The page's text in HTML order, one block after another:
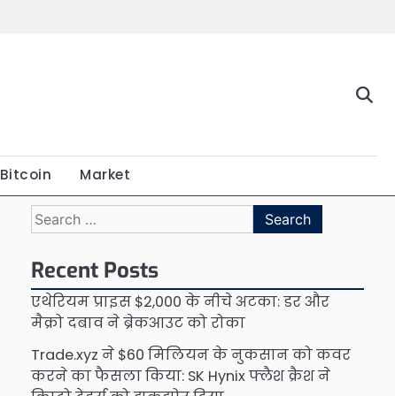
Bitcoin Market
Search
for:
Recent Posts
एथेरियम प्राइस $2,000 के नीचे अटका: डर और
मैक्रो दबाव ने ब्रेकआउट को रोका
Trade.xyz ने $60 मिलियन के नुकसान को कवर
करने का फैसला किया: SK Hynix फ्लैश क्रैश ने